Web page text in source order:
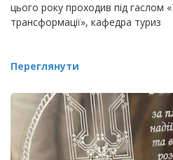
цього року проходив під гаслом
трансформації», кафедра туриз
Переглянути